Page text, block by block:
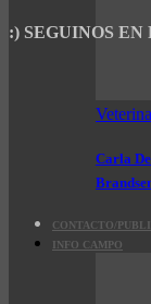
Carla
CONTACTO/
INFO CAMPO
:) SEGUINOS